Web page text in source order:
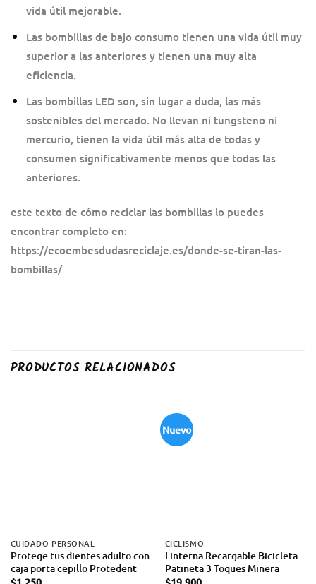
vida útil mejorable.
Las bombillas de bajo consumo tienen una vida útil muy
superior a las anteriores y tienen una muy alta
eficiencia.
Las bombillas LED son, sin lugar a duda, las más
sostenibles del mercado. No llevan ni tungsteno ni
mercurio, tienen la vida útil más alta de todas y
consumen significativamente menos que todas las
anteriores.
este texto de cómo reciclar las bombillas lo puedes
encontrar completo en:
https://ecoembesdudasreciclaje.es/donde-se-tiran-las-
bombillas/
PRODUCTOS RELACIONADOS
CUIDADO PERSONAL
Protege tus dientes adulto con
caja porta cepillo Protedent
Nuevo
CICLISMO
Linterna Recargable Bicicleta
Patineta 3 Toques Minera